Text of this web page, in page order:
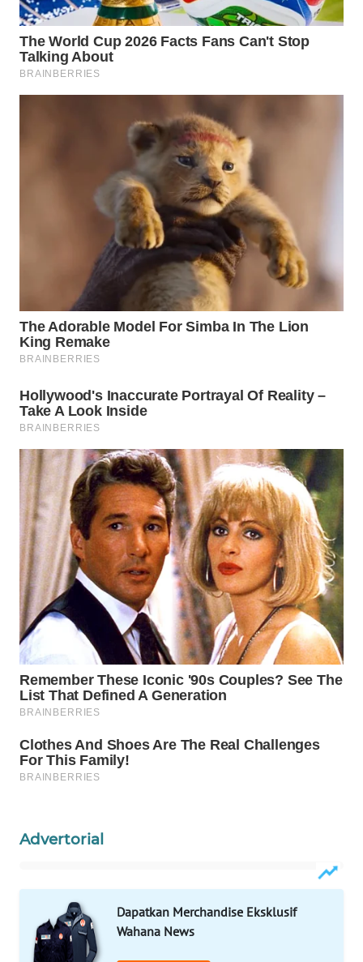
Advertorial
Dapatkan Merchandise Eksklusif
Wahana News
NET
WAHANA
SPORT
WAHANA
OTOMOTIF
WAHANA
WAHANA
DESA
WISATA
LAPAK
WAHANA
Wahana
Network
KONSUMEN
LISTRIK
MASYARAKAT
KELISTRIKAN
ID
MAWAKA
MARTABAT
WATCH